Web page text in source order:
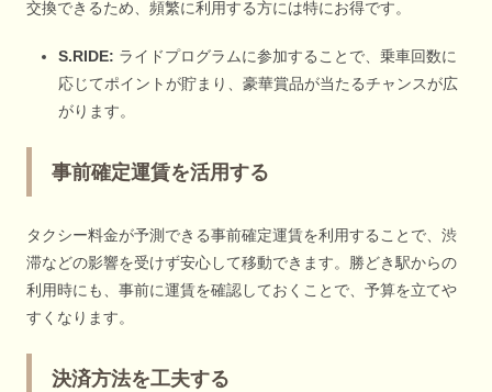
交換できるため、頻繁に利用する方には特にお得です。
S.RIDE: ライドプログラムに参加することで、乗車回数に
応じてポイントが貯まり、豪華賞品が当たるチャンスが広
がります。
事前確定運賃を活用する
タクシー料金が予測できる事前確定運賃を利用することで、渋
滞などの影響を受けず安心して移動できます。勝どき駅からの
利用時にも、事前に運賃を確認しておくことで、予算を立てや
すくなります。
決済方法を工夫する